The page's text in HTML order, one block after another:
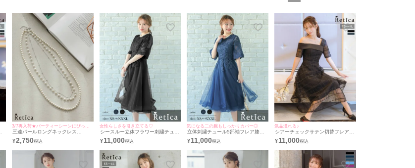
三連パールロングネックレス
[Retica/レティカ]
¥2,750
女性らしさを引き立てる♡
シースルー立体フラワー刺繍チュー
ル5部袖フレア膝下結婚式パーティ
ードレス [Retica/レティカ]
¥ 11,000
気になる二の腕もしっかりカバー◎
立体刺繍チュール5部袖フレア膝下
シースルー結婚式パーティードレス
[Retica/レティカ]
¥11,000
気品溢れる♪
シアーチェックサテン切替フレア5
部袖膝下ワンショルダー結婚式パー
ティードレス [Retica/レティカ]
¥11,000